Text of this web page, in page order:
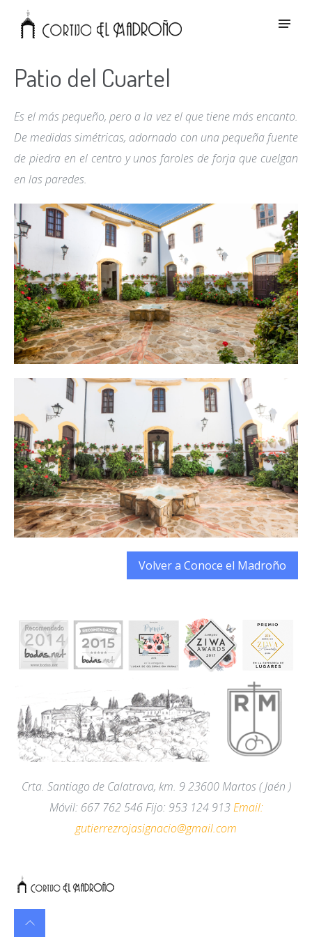
Patio del Cuartel
Es el más pequeño, pero a la vez el que tiene más encanto.
De medidas simétricas, adornado con una pequeña fuente
de piedra en el centro y unos faroles de forja que cuelgan
en las paredes.
Volver a Conoce el Madroño
Crta. Santiago de Calatrava, km. 923600 Martos ( Jaén )
Móvil: 667 762 546 Fijo: 953 124 913 Email:
gutierrezrojasignacio@gmail.com